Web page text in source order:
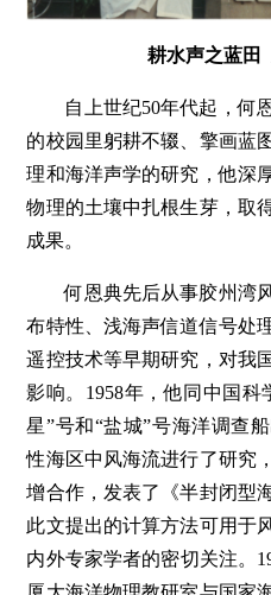
耕水声之蓝田
自上世纪50年代起，何
的校园里躬耕不辍、擎画蓝
理和海洋声学的研究，他深
物理的土壤中扎根生芽，取
成果。
何恩典先后从事胶州湾
布特性、浅海声信道信号处
遥控技术等早期研究，对我
影响。1958年，他同中国
星”号和“盐城”号海洋调查
性海区中风海流进行了研究
增合作，发表了《半封闭型
此文提出的计算方法可用于
内外专家学者的密切关注。